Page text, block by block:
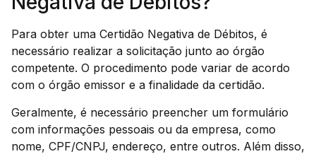
Para obter uma Certidão Negativa de Débitos, é
necessário realizar a solicitação junto ao órgão
competente. O procedimento pode variar de acordo
com o órgão emissor e a finalidade da certidão.
Geralmente, é necessário preencher um formulário
com informações pessoais ou da empresa, como
nome, CPF/CNPJ, endereço, entre outros. Além disso,